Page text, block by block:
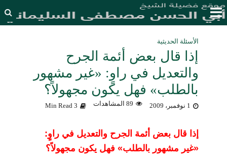
الأسئلة الحديثية
إذا قال بعض أئمة الجرح
والتعديل في راوٍ: «غير مشهور
بالطلب» فهل يكون مجهولاً؟
1 نوفمبر، 2009 89 المشاهدات 3 Min Read
إذا قال بعض أئمة الجرح والتعديل في راوٍ:
«غير مشهور بالطلب» فهل يكون مجهولاً؟